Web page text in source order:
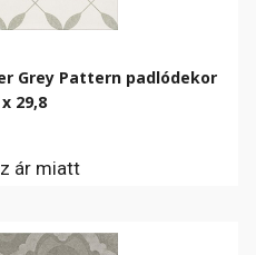
Grey Pattern padlódekor
29,8
ár miatt